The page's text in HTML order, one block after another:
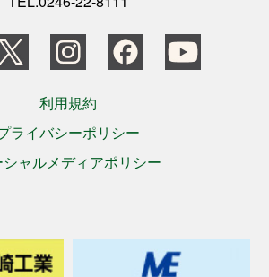
利用規約
ライバシーポリシー
シャルメディアポリシー